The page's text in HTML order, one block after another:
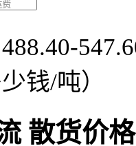
钱/吨）
散货价格